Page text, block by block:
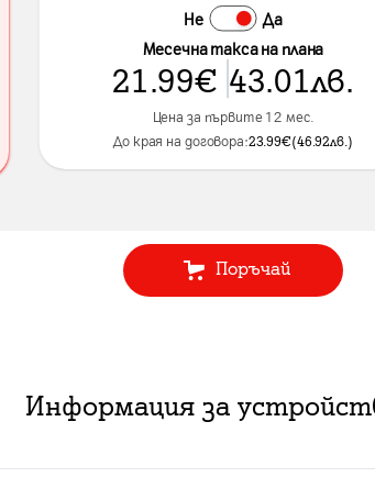
Не Да
Месечна такса на плана
21.99€ 43.01лв.
Цена за първите 12 мес.
До края на договора:23.99€(46.92лв.)
Поръчай
Информация за